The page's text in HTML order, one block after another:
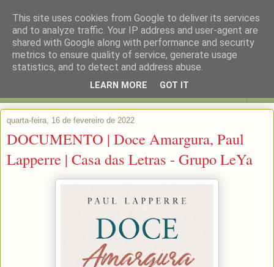
quarta-feira, 16 de fevereiro de 2022
DOCUMENTO | Doce Amargura, Paul
Lapperre | Casa das Letras - Grupo LeYa
This site uses cookies from Google to deliver its services
and to analyze traffic. Your IP address and user-agent are
shared with Google along with performance and security
metrics to ensure quality of service, generate usage
statistics, and to detect and address abuse.
LEARN MORE GOT IT